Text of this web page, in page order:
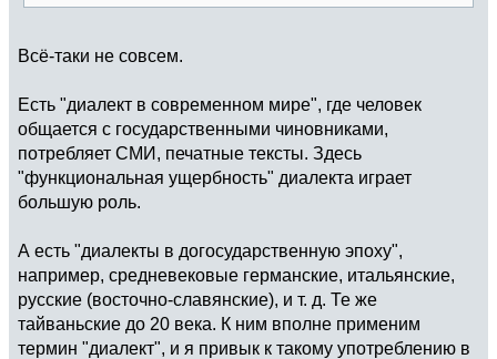
Всё-таки не совсем.
Есть "диалект в современном мире", где человек
общается с государственными чиновниками,
потребляет СМИ, печатные тексты. Здесь
"функциональная ущербность" диалекта играет
большую роль.
А есть "диалекты в догосударственную эпоху",
например, средневековые германские, итальянские,
русские (восточно-славянские), и т. д. Те же
тайваньские до 20 века. К ним вполне применим
термин "диалект", и я привык к такому употреблению в